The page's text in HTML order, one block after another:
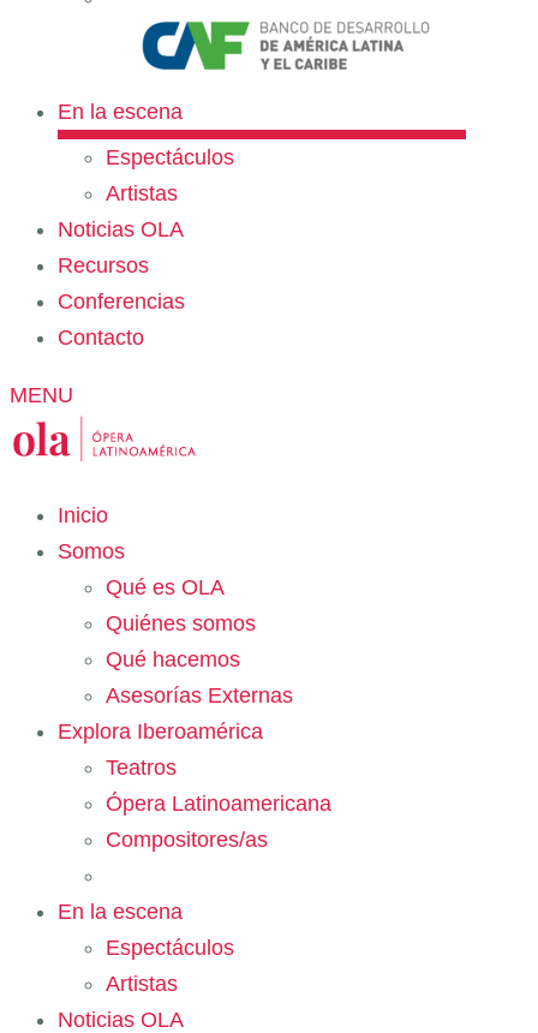
En la escena
Espectáculos
Artistas
Noticias OLA
Recursos
Conferencias
Contacto
MENU
Inicio
Somos
Qué es OLA
Quiénes somos
Qué hacemos
Asesorías Externas
Explora Iberoamérica
Teatros
Ópera Latinoamericana
Compositores/as
En la escena
Espectáculos
Artistas
Noticias OLA